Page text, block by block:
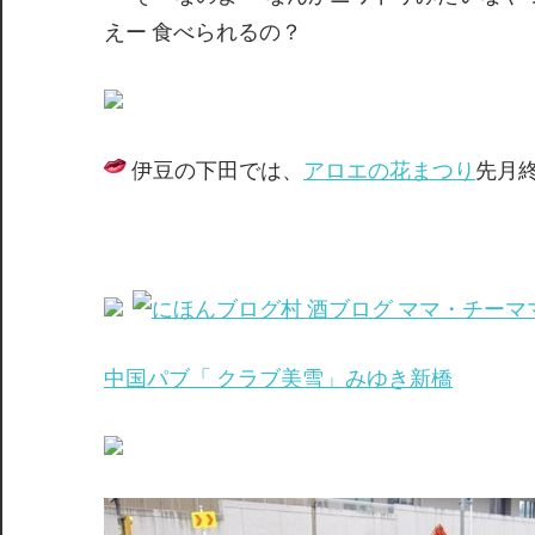
えー 食べられるの？
伊豆の下田では、 アロエの花まつり先月
中国パブ「 クラブ美雪」みゆき新橋